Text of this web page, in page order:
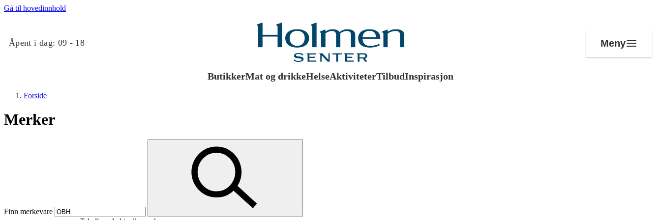
Gå til hovedinnhold
Åpent i dag: 09 - 18 Meny
ButikkerMat og drikkeHelseAktiviteterTilbudInspirasjon
Mat og drikke
Forside
Merker
Finn merkevare